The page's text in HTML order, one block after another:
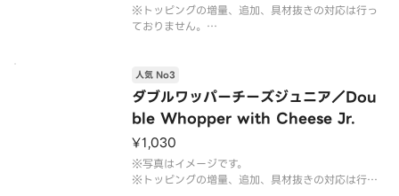
※トッピングの増量、追加、具材抜きの対応は行っ
ておりません。
ざいます。なお、商品の破損を防ぐため、フィルム
には空気穴がございます。
※写真はイメージです。
ダブルワッパーチーズジュニア／Dou
ble Whopper with Cheese Jr.
人気 No3
¥1,030
※写真はイメージです。
※トッピングの増量、追加、具材抜きの対応は行っ